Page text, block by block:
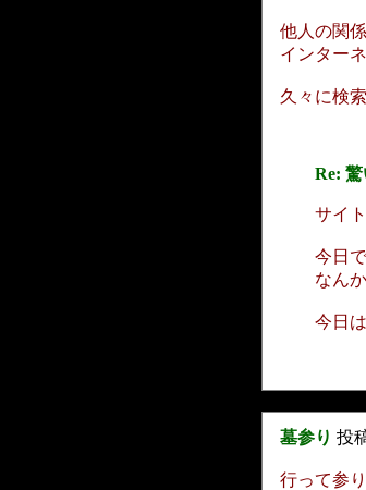
他人の関
インター
久々に検
Re:
サイ
今日
なん
今日
墓参り 投
行って参